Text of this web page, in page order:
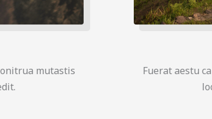
mutastis
Fuerat aestu